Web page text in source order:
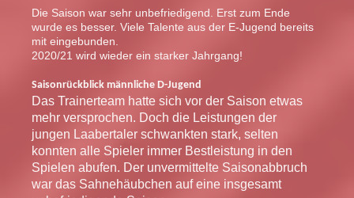
Die Saison war sehr unbefriedigend. Erst zum Ende
wurde es besser. Viele Talente aus der E-Jugend bereits
mit eingebunden.
2020/21 wird wieder ein starker Jahrgang!
Saisonrückblick männliche D-Jugend
Das Trainerteam hatte sich vor der Saison etwas
mehr versprochen. Doch die Leistungen der
jungen Laabertaler schwankten stark, selten
konnten alle Spieler immer Bestleistung in den
Spielen abufen. Der unvermittelte Saisonabbruch
war das Sahnehäubchen auf eine insgesamt